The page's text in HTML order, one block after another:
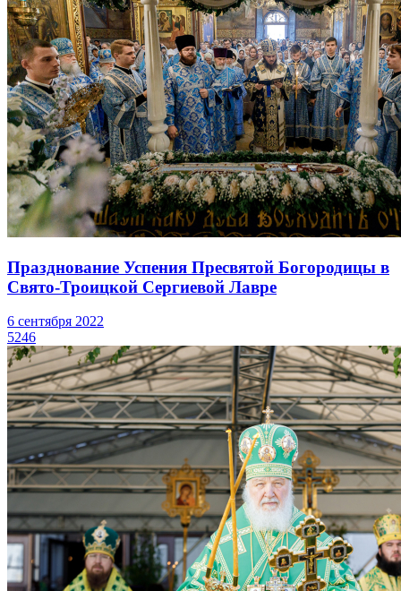
Празднование Успения Пресвятой Богородицы в
Свято-Троицкой Сергиевой Лавре
6 сентября 2022
5246